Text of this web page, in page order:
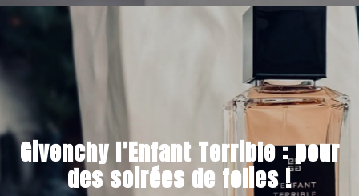
Givenchy l’Enfant Terrible : pour
des soirées de folies !